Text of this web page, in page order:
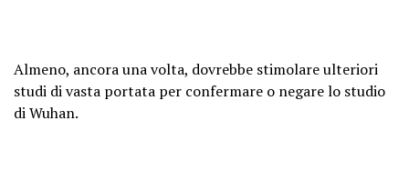
Almeno, ancora una volta, dovrebbe stimolare ulteriori
studi di vasta portata per confermare o negare lo studio
di Wuhan.